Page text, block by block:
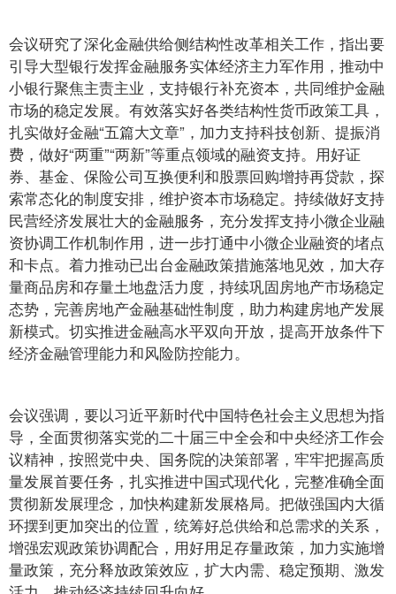
会议研究了深化金融供给侧结构性改革相关工作，指出要
引导大型银行发挥金融服务实体经济主力军作用，推动中
小银行聚焦主责主业，支持银行补充资本，共同维护金融
市场的稳定发展。有效落实好各类结构性货币政策工具，
扎实做好金融“五篇大文章”，加力支持科技创新、提振消
费，做好“两重”“两新”等重点领域的融资支持。用好证
券、基金、保险公司互换便利和股票回购增持再贷款，探
索常态化的制度安排，维护资本市场稳定。持续做好支持
民营经济发展壮大的金融服务，充分发挥支持小微企业融
资协调工作机制作用，进一步打通中小微企业融资的堵点
和卡点。着力推动已出台金融政策措施落地见效，加大存
量商品房和存量土地盘活力度，持续巩固房地产市场稳定
态势，完善房地产金融基础性制度，助力构建房地产发展
新模式。切实推进金融高水平双向开放，提高开放条件下
经济金融管理能力和风险防控能力。
会议强调，要以习近平新时代中国特色社会主义思想为指
导，全面贯彻落实党的二十届三中全会和中央经济工作会
议精神，按照党中央、国务院的决策部署，牢牢把握高质
量发展首要任务，扎实推进中国式现代化，完整准确全面
贯彻新发展理念，加快构建新发展格局。把做强国内大循
环摆到更加突出的位置，统筹好总供给和总需求的关系，
增强宏观政策协调配合，用好用足存量政策，加力实施增
量政策，充分释放政策效应，扩大内需、稳定预期、激发